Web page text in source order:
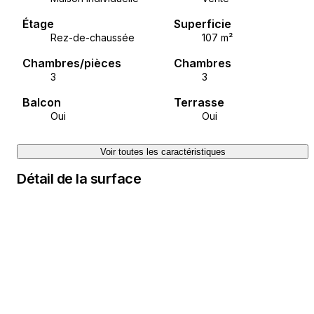
Étage
Rez-de-chaussée
Superficie
107 m²
Chambres/pièces
3
Chambres
3
Balcon
Oui
Terrasse
Oui
Voir toutes les caractéristiques
Détail de la surface